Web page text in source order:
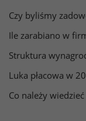
Czy byliśmy
Ile zarabiano w
Struktura
Luka płacowa w
Co należy